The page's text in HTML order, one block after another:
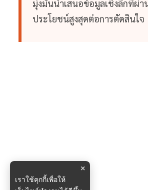
มุ่งมั่นนำเสนอข้อมูลเชิงลึกที่ผ่
ประโยชน์สูงสุดต่อการตัดสินใจ
×
เราใช้คุกกี้เพื่อให้